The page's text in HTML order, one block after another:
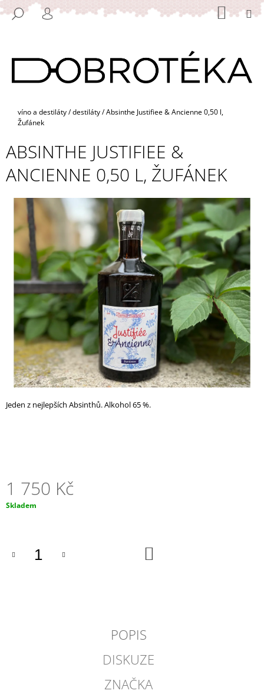
Přejít
na
HLEDAT
PŘIHLÁŠENÍ KOŠÍK
Domů
víno a destiláty/destiláty/Absinthe Justifiee & Ancienne 0,50 l,
Žufánek
ABSINTHE JUSTIFIEE &
ANCIENNE 0,50 L, ŽUFÁNEK
Jeden z nejlepších Absinthů. Alkohol 65 %.
1 750 Kč
Měrná
Skladem
POPIS
DISKUZE
ZNAČKA
K
C
O
O
T
Ř
E
B
U
J
E
T
E
N
A
J
Í
T
?
HLEDAT
U
E